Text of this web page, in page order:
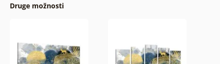
Druge možnosti